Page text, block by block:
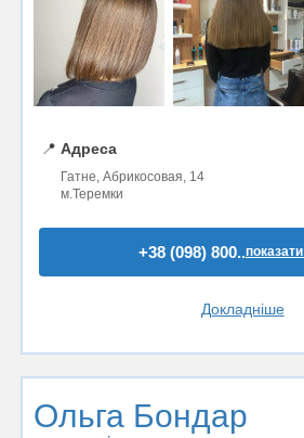
📍 Адреса
Гатне, Абрикосовая, 14
м.Теремки
+38 (098) 800..
Докладніше
Ольга Бондар